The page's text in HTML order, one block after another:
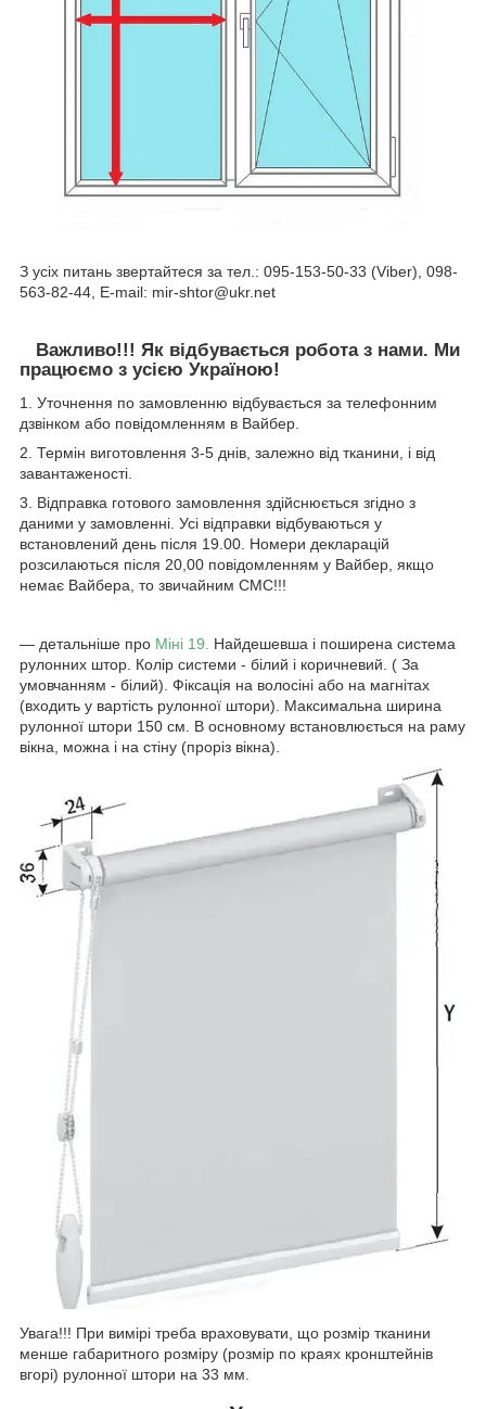
З усіх питань звертайтеся за тел.: 095-153-50-33 (Viber), 098-
563-82-44, E-mail: mir-shtor@ukr.net
Важливо!!! Як відбувається робота з нами. Ми
працюємо з усією Україною!
1. Уточнення по замовленню відбувається за телефонним
дзвінком або повідомленням в Вайбер.
2. Термін виготовлення 3-5 днів, залежно від тканини, і від
завантаженості.
3. Відправка готового замовлення здійснюється згідно з
даними у замовленні. Усі відправки відбуваються у
встановлений день після 19.00. Номери декларацій
розсилаються після 20,00 повідомленням у Вайбер, якщо
немає Вайбера, то звичайним СМС!!!
― детальніше про Міні 19. Найдешевша і поширена система
рулонних штор. Колір системи - білий і коричневий. ( За
умовчанням - білий). Фіксація на волосіні або на магнітах
(входить у вартість рулонної штори). Максимальна ширина
рулонної штори 150 см. В основному встановлюється на раму
вікна, можна і на стіну (проріз вікна).
Увага!!! При вимірі треба враховувати, що розмір тканини
менше габаритного розміру (розмір по краях кронштейнів
вгорі) рулонної штори на 33 мм.